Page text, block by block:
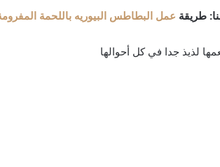
طريقة عمل البطاطس البيوريه باللحمة
لذيذ جدا في كل أحوالها